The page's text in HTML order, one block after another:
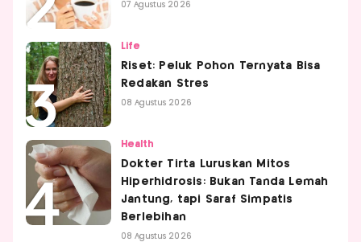
07 Agustus 2026
Life
Riset: Peluk Pohon Ternyata Bisa
Redakan Stres
08 Agustus 2026
Health
Dokter Tirta Luruskan Mitos
Hiperhidrosis: Bukan Tanda Lemah
Jantung, tapi Saraf Simpatis
Berlebihan
08 Agustus 2026